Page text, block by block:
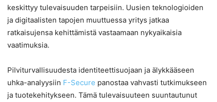
keskittyy tulevaisuuden tarpeisiin. Uusien teknologioiden
ja digitaalisten tapojen muuttuessa yritys jatkaa
ratkaisujensa kehittämistä vastaamaan nykyaikaisia
vaatimuksia.
Pilviturvallisuudesta identiteettisuojaan ja älykkääseen
uhka-analyysiin F-Secure panostaa vahvasti tutkimukseen
ja tuotekehitykseen. Tämä tulevaisuuteen suuntautunut